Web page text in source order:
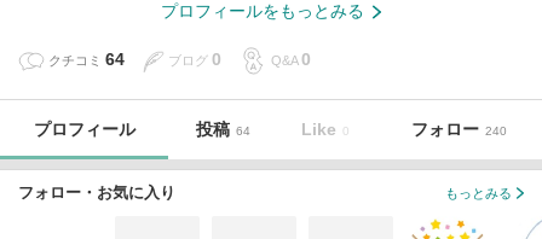
プロフィールをもっとみる
クチコミ 64 ブログ 0 Q&A 0
プロフィール 投稿 64 Like 0 フォロー 240
フォロー・お気に入り もっとみる